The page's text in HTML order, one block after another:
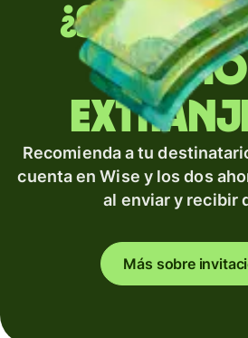
¿Sueles
Recomienda a tu
cuenta en Wise y los dos
al enviar y recibir
Más sobre